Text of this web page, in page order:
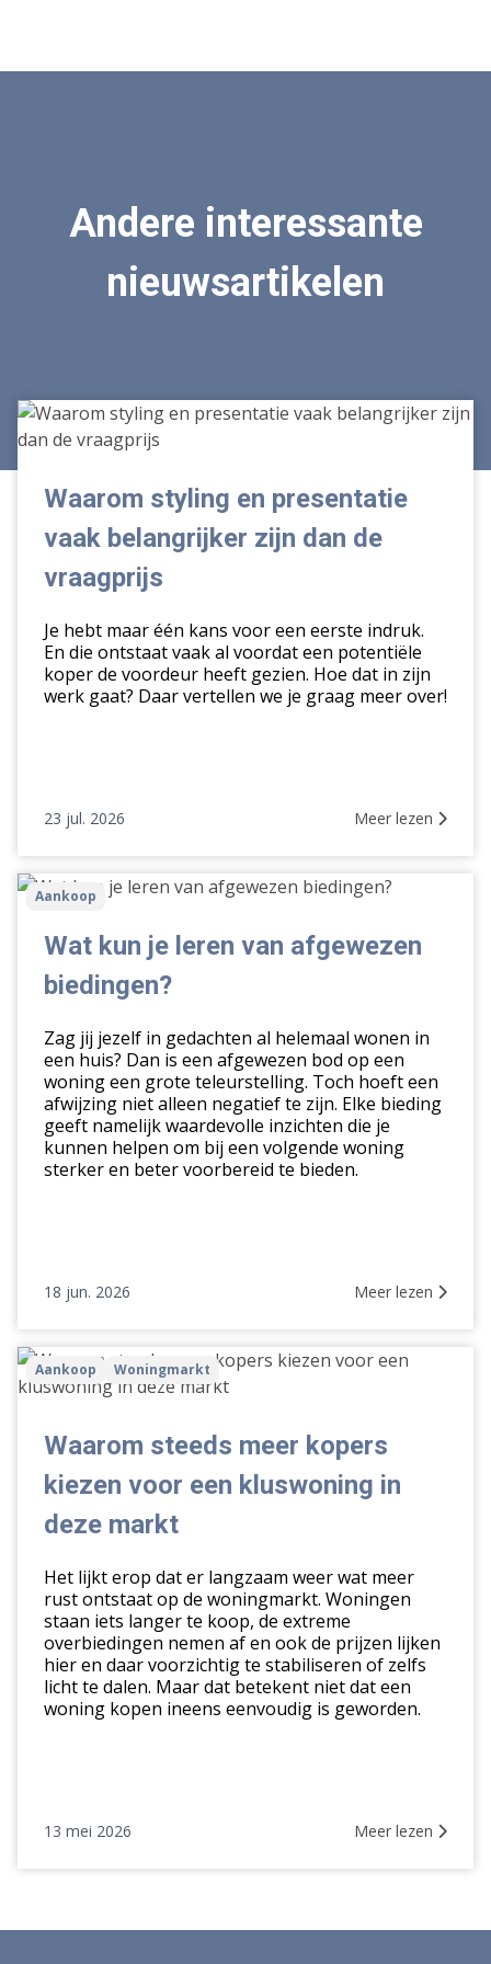
Andere interessante
nieuwsartikelen
Waarom
styling
en
presentatie
belangrijker
zijn
vraagprijs
Waarom styling en presentatie
vaak belangrijker zijn dan de
vraagprijs
Je hebt maar één kans voor een eerste indruk.
En die ontstaat vaak al voordat een potentiële
koper de voordeur heeft gezien. Hoe dat in zijn
werk gaat? Daar vertellen we je graag meer over!
23 jul. 2026 Meer lezen
Wat
van
biedingen?
Aankoop
Wat kun je leren van afgewezen
biedingen?
Zag jij jezelf in gedachten al helemaal wonen in
een huis? Dan is een afgewezen bod op een
woning een grote teleurstelling. Toch hoeft een
afwijzing niet alleen negatief te zijn. Elke bieding
geeft namelijk waardevolle inzichten die je
kunnen helpen om bij een volgende woning
sterker en beter voorbereid te bieden.
18 jun. 2026 Meer lezen
Waarom
steeds
kopers
voor
een
deze
markt
Aankoop Woningmarkt
Waarom steeds meer kopers
kiezen voor een kluswoning in
deze markt
Het lijkt erop dat er langzaam weer wat meer
rust ontstaat op de woningmarkt. Woningen
staan iets langer te koop, de extreme
overbiedingen nemen af en ook de prijzen lijken
hier en daar voorzichtig te stabiliseren of zelfs
licht te dalen. Maar dat betekent niet dat een
woning kopen ineens eenvoudig is geworden.
13 mei 2026 Meer lezen